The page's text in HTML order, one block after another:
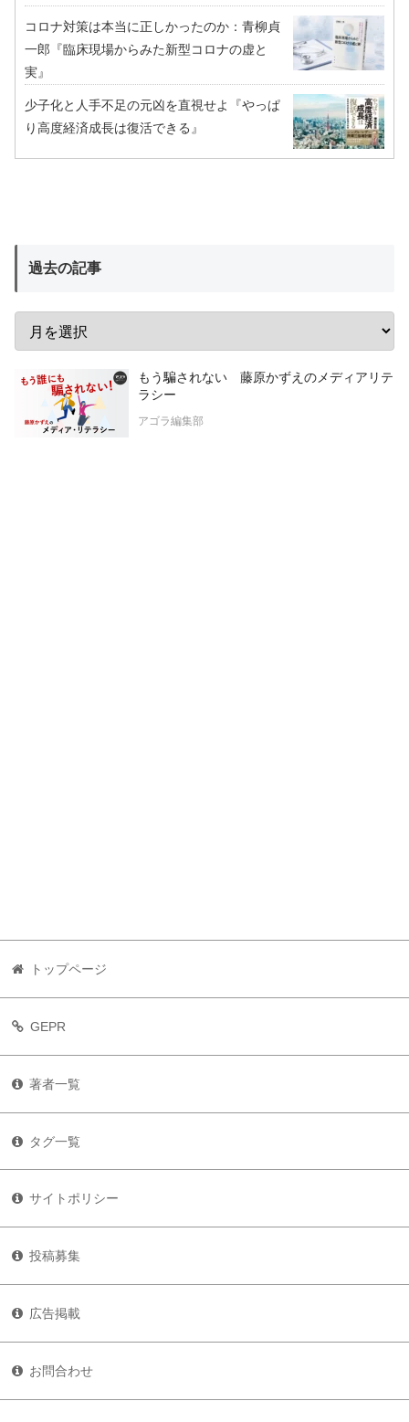
コロナ対策は本当に正しかったのか：青柳貞
一郎『臨床現場からみた新型コロナの虚と
実』
少子化と人手不足の元凶を直視せよ『やっぱ
り高度経済成長は復活できる』
過去の記事
もう騙されない 藤原かずえのメディアリテ
ラシー
アゴラ編集部
トップページ
GEPR
著者一覧
タグ一覧
サイトポリシー
投稿募集
広告掲載
お問合わせ